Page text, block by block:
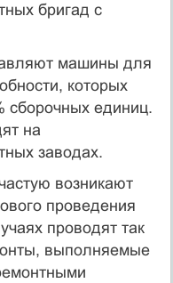
бригад с
машины для
которых
сборочных единиц.
на
заводах.
возникают
проведения
проводят так
выполняемые